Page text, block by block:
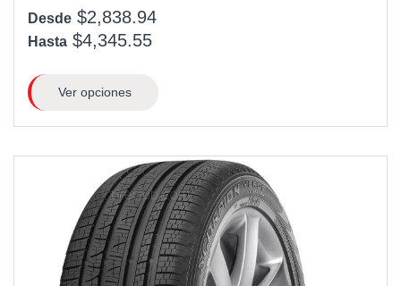
Desde $2,838.94
Hasta $4,345.55
Ver opciones